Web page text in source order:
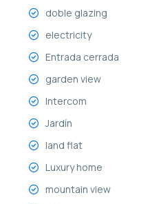
doble glazing
electricity
Entrada cerrada
garden view
Intercom
Jardín
land flat
Luxury home
mountain view